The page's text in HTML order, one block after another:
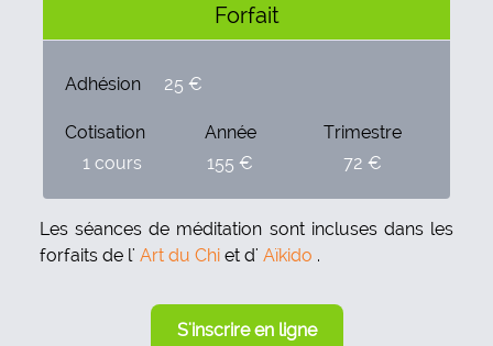
Forfait
Adhésion 25 €
Cotisation Année
Trimestre
1 cours
155 € 72 €
Les séances de méditation sont incluses dans les
forfaits de l' Art du Chi et d' Aïkido .
S'inscrire en ligne